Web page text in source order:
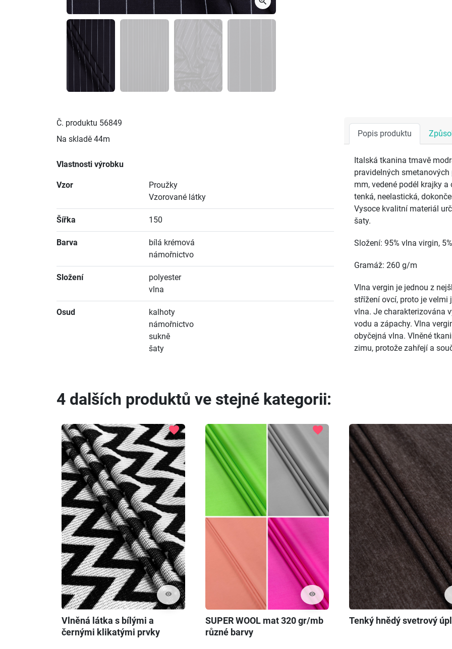
Č. produktu 56849
Na skladě 44m
Vlastnosti výrobku
Vzor
Proužky
Vzorované látky
Šířka 150
Barva
bílá krémová
námořnictvo
Složení
polyester
vlna
Osud
kalhoty
námořnictvo
sukně
šaty
Popis produktu
Italská tkanina tmavě
pravidelných
mm, vedené podél krajky
tenká, neelastická,
Vysoce kvalitní materiál
šaty.
Složení: 95% vlna virgin,
Gramáž: 260 g/m
Vlna vergin je jednou z
střížení ovcí, proto je velmi
vlna. Je charakterizována
vodu a zápachy. Vlna
obyčejná vlna. Vlněné
zimu, protože zahřejí a
4 dalších produktů ve stejné kategorii:
visibility
favorite
Vlněná látka s bílými a
černými klikatými prvky
visibility
favorite
SUPER WOOL mat 320 gr/mb
různé barvy
Tenký hnědý svetrový